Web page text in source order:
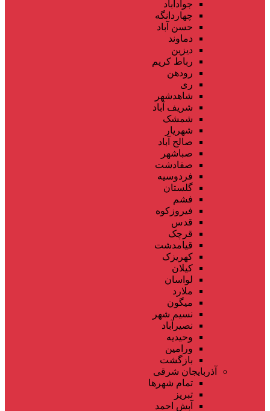
جوادآباد
چهاردانگه
حسن آباد
دماوند
دیزین
رباط کریم
رودهن
ری
شاهدشهر
شریف آباد
شمشک
شهریار
صالح آباد
صباشهر
صفادشت
فردوسیه
گلستان
فشم
فیروزکوه
قدس
قرچک
قیامدشت
کهریزک
کیلان
لواسان
ملارد
میگون
نسیم شهر
نصیرآباد
وحیدیه
ورامین
بازگشت
آذربایجان شرقی
تمام شهر‌ها
تبریز
آبش احمد